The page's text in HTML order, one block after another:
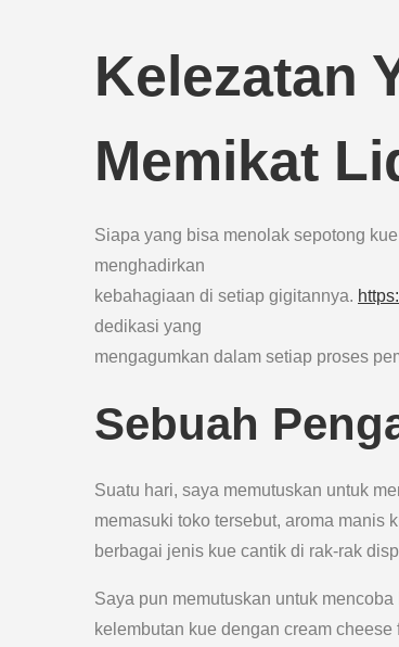
Kelezatan
Memikat
Siapa yang bisa menolak sepotong
menghadirkan
kebahagiaan di setiap gigitannya.
dedikasi yang
mengagumkan dalam setiap proses
Sebuah
Suatu hari, saya memutuskan untuk
memasuki toko tersebut, aroma manis
berbagai jenis kue cantik di rak-rak
Saya pun memutuskan untuk
kelembutan kue dengan cream